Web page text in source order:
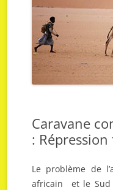
Caravane
:
Le problème de
africain et le Sud